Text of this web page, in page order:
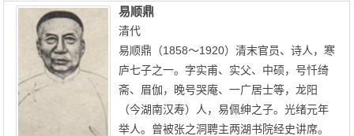
易顺鼎
清代
易顺鼎（1858～1920）清末官员、诗人，寒
庐七子之一。字实甫、实父、中硕，号忏绮
斋、眉伽，晚号哭庵、一广居士等，龙阳
（今湖南汉寿）人，易佩绅之子。光绪元年
举人。曾被张之洞聘主两湖书院经史讲席。